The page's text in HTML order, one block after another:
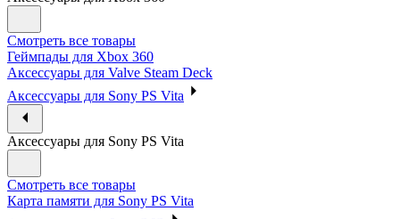
Смотреть все товары
Геймпады для Xbox 360
Аксессуары для Valve Steam Deck
Аксессуары для Sony PS Vita
Аксессуары для Sony PS Vita
Смотреть все товары
Карта памяти для Sony PS Vita